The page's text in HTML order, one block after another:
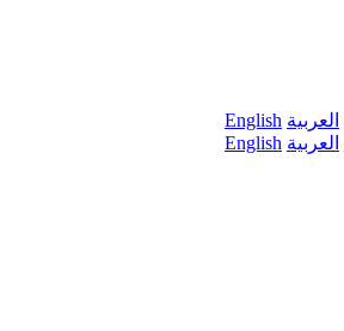
العربية English
العربية English